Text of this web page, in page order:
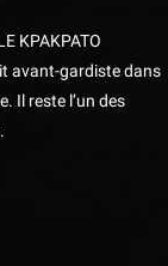
KPAKPATO
avant-gardiste dans
Il reste l’un des